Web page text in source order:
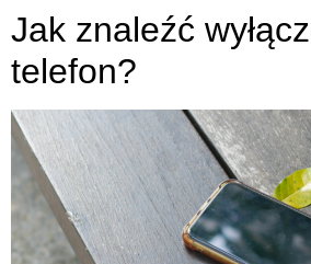
Jak znaleźć
telefon?